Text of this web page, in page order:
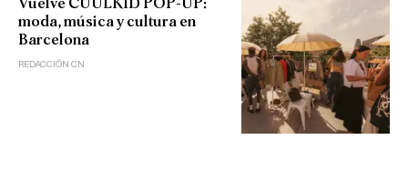
Vuelve CUULKID POP-UP:
moda, música y cultura en
Barcelona
REDACCIÓN CN